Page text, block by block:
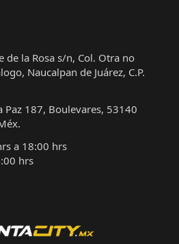
de la Rosa s/n, Col. Otra no
Naucalpan de Juárez, C.P.
Paz 187, Boulevares, 53140
a 18:00 hrs
hrs